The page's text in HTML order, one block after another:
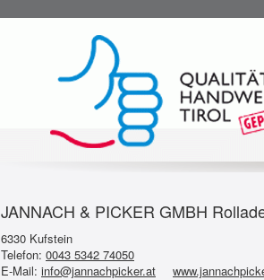
JANNACH & PICKER GMBH
6330 Kufstein
Telefon: 0043 5342 74050
E-Mail: info@jannachpicker.at